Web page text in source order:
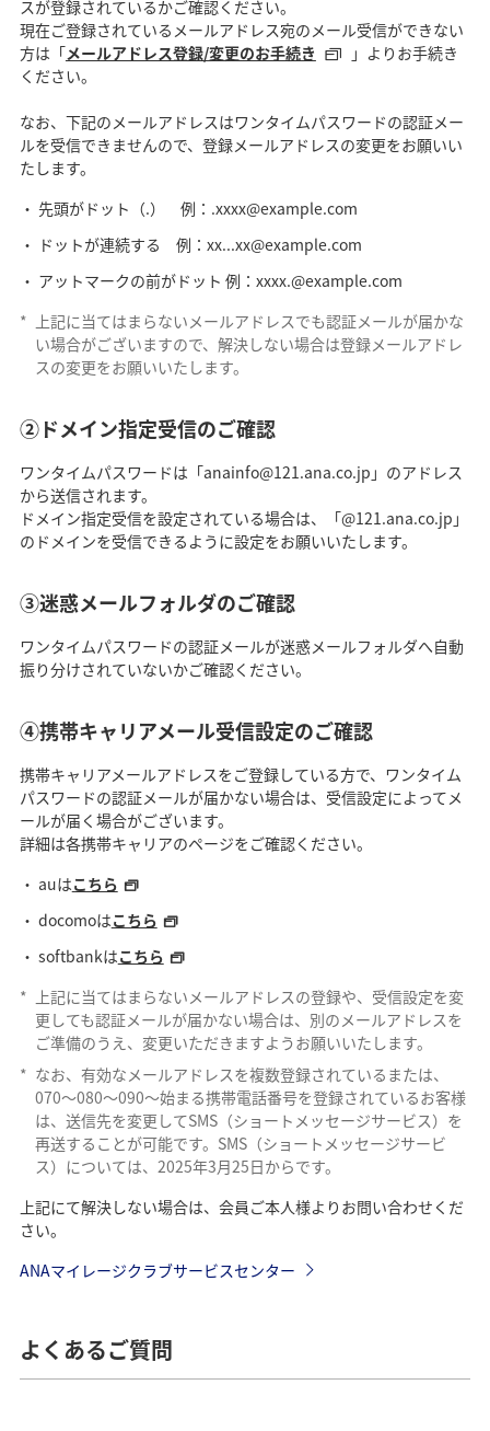
スが登録されているかご確認ください。
現在ご登録されているメールアドレス宛のメール受信ができない
方は「メールアドレス登録/変更のお手続き
」よりお手続き
ください。
なお、下記のメールアドレスはワンタイムパスワードの認証メー
ルを受信できませんので、登録メールアドレスの変更をお願いい
たします。
先頭がドット（.） 例：.xxxx@example.com
ドットが連続する 例：xx...xx@example.com
アットマークの前がドット 例：xxxx.@example.com
*
上記に当てはまらないメールアドレスでも認証メールが届かな
い場合がございますので、解決しない場合は登録メールアドレ
スの変更をお願いいたします。
②ドメイン指定受信のご確認
ワンタイムパスワードは「anainfo@121.ana.co.jp」のアドレス
から送信されます。
ドメイン指定受信を設定されている場合は、「@121.ana.co.jp」
のドメインを受信できるように設定をお願いいたします。
③迷惑メールフォルダのご確認
ワンタイムパスワードの認証メールが迷惑メールフォルダへ自動
振り分けされていないかご確認ください。
④携帯キャリアメール受信設定のご確認
携帯キャリアメールアドレスをご登録している方で、ワンタイム
パスワードの認証メールが届かない場合は、受信設定によってメ
ールが届く場合がございます。
詳細は各携帯キャリアのページをご確認ください。
auはこちら
docomoはこちら
softbankはこちら
*
上記に当てはまらないメールアドレスの登録や、受信設定を変
更しても認証メールが届かない場合は、別のメールアドレスを
ご準備のうえ、変更いただきますようお願いいたします。
* なお、有効なメールアドレスを複数登録されているまたは、
070～080～090～始まる携帯電話番号を登録されているお客様
は、送信先を変更してSMS（ショートメッセージサービス）を
再送することが可能です。SMS（ショートメッセージサービ
ス）については、2025年3月25日からです。
上記にて解決しない場合は、会員ご本人様よりお問い合わせくだ
さい。
ANAマイレージクラブサービスセンター
よくあるご質問